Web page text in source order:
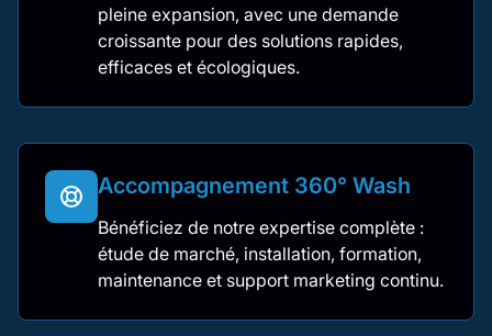
pleine expansion, avec une demande
croissante pour des solutions rapides,
efficaces et écologiques.
Accompagnement 360° Wash
Bénéficiez de notre expertise complète :
étude de marché, installation, formation,
maintenance et support marketing continu.